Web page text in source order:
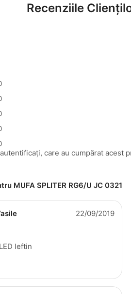
Recenziile
MUFA SPLITER RG6/U JC 0321
22/09/2019
Ieftin
care au cumpărat acest